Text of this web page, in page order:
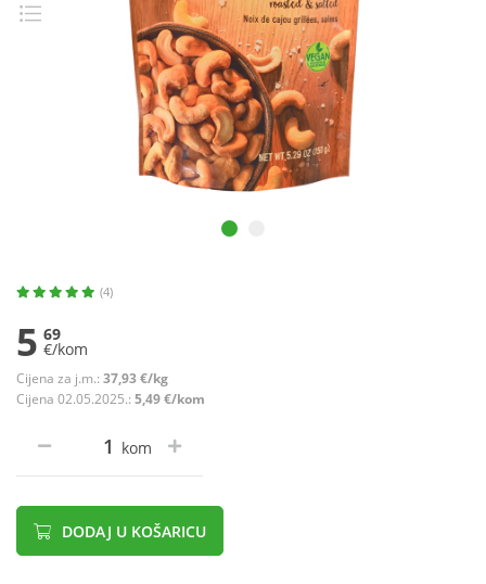
(4)
5 69
€/kom
Cijena za j.m.: 37,93 €/kg
Cijena 02.05.2025.: 5,49 €/kom
kom
DODAJ U KOŠARICU